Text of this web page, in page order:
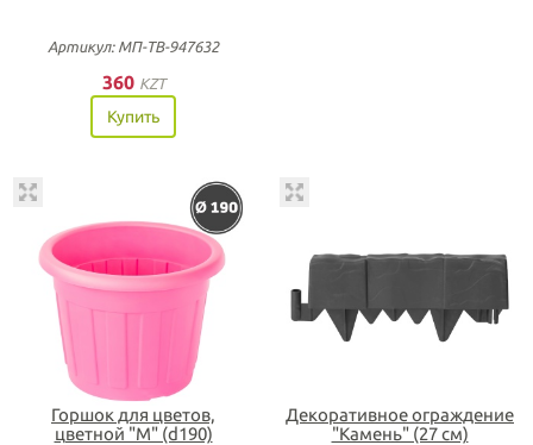
Артикул: МП-ТВ-947632
360 KZT
Купить
Горшок для цветов,
цветной "М" (d190)
Декоративное ограждение
"Камень" (27 см)